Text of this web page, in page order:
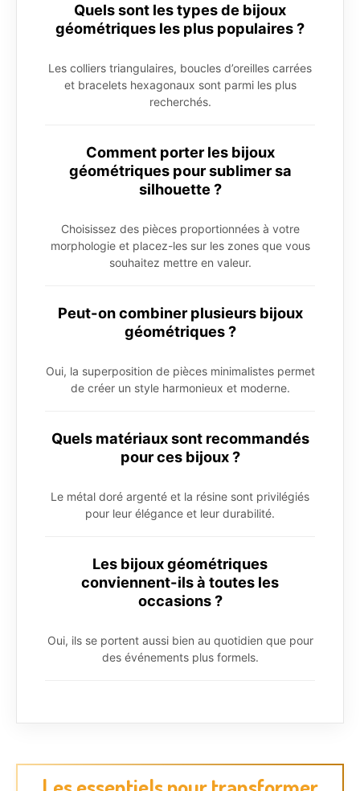
Quels sont les types de bijoux
géométriques les plus populaires ?
Les colliers triangulaires, boucles d’oreilles carrées
et bracelets hexagonaux sont parmi les plus
recherchés.
Comment porter les bijoux
géométriques pour sublimer sa
silhouette ?
Choisissez des pièces proportionnées à votre
morphologie et placez-les sur les zones que vous
souhaitez mettre en valeur.
Peut-on combiner plusieurs bijoux
géométriques ?
Oui, la superposition de pièces minimalistes permet
de créer un style harmonieux et moderne.
Quels matériaux sont recommandés
pour ces bijoux ?
Le métal doré argenté et la résine sont privilégiés
pour leur élégance et leur durabilité.
Les bijoux géométriques
conviennent-ils à toutes les
occasions ?
Oui, ils se portent aussi bien au quotidien que pour
des événements plus formels.